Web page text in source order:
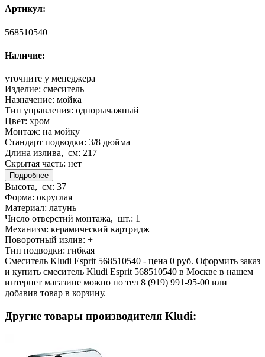
Артикул:
568510540
Наличие:
уточните у менеджера
Изделие: смеситель
Назначение: мойка
Тип управления: однорычажный
Цвет: хром
Монтаж: на мойку
Стандарт подводки: 3/8 дюйма
Длина излива, см: 217
Скрытая часть: нет
Подробнее
Высота, см: 37
Форма: округлая
Материал: латунь
Число отверстий монтажа, шт.: 1
Механизм: керамический картридж
Поворотный излив: +
Тип подводки: гибкая
Смеситель Kludi Esprit 568510540 - цена 0 руб. Оформить заказ
и купить смеситель Kludi Esprit 568510540 в Москве в нашем
интернет магазине можно по тел 8 (919) 991-95-00 или
добавив товар в корзину.
Другие товары производителя Kludi: